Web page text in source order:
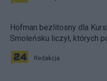
Hofman bezlitosny dla
Smoleńsku liczył, których
Redakcja